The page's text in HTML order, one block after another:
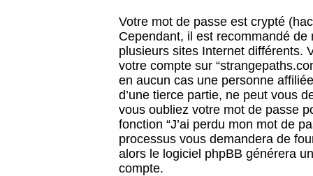
Votre mot de passe est crypté
Cependant, il est recommandé
plusieurs sites Internet différents.
votre compte sur
en aucun cas une personne
d’une tierce partie, ne peut vous
vous oubliez votre mot de passe
fonction “J’ai perdu mon mot de
processus vous demandera de
alors le logiciel phpBB générera
compte.